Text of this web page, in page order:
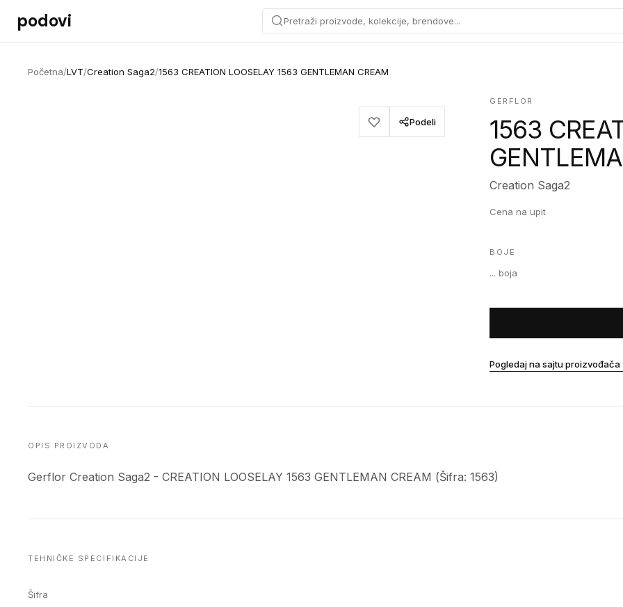
Preskoči na sadržaj
podovi Pretraži proizvode, kolekcije, brendove...
Početna/LVT/Creation Saga2/1563 CREATION LOOSELAY 1563 GENTLEMAN CREAM
Podeli
GERFLOR
1563
Creation Saga2
Cena na upit
BOJE
... boja
Pogledaj na sajtu proizvođača
OPIS PROIZVODA
Gerflor Creation Saga2 - CREATION LOOSELAY 1563 GENTLEMAN CREAM (Šifra: 1563)
TEHNIČKE SPECIFIKACIJE
Šifra